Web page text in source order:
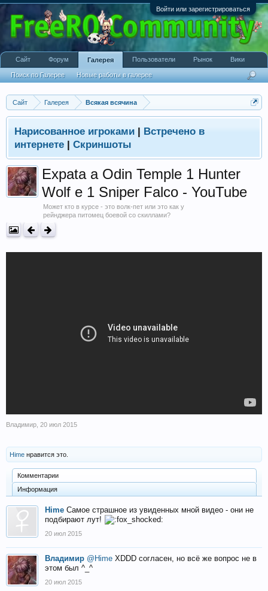
Войти или зарегистрироваться
Сайт Галерея Всякая всячина
Нарисованное игроками | Встречено в
интернете | Скриншоты
Expata a Odin Temple 1 Hunter
Wolf e 1 Sniper Falco - YouTube
Может кто в курсе - это волк-пет или это как у
рейнджера питомец боевой со скиллами?
Владимир 20 июл 2015
Hime нравится это.
Комментарии
Информация
Hime Самое страшное из увиденных мной видео - они не
подбирают лут!
20 июл 2015
Владимир @Hime XDDD согласен, но всё же вопрос не в
этом был ^_^
20 июл 2015
Сайт Форум Галерея
Поиск по Галерее Новые работы в галерее
Пользователи Рынок Вики